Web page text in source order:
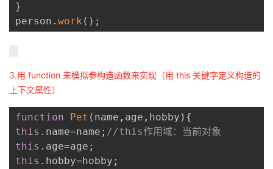
}
person . work ( ) ;
3.用 function 来模拟参构造函数来实现（用 this 关键字定义构造的
上下文属性）
function Pet ( name , age , hobby ) {
this . name=name ; //this作⽤域：当前对象
this . age=age ;
this . hobby=hobby ;